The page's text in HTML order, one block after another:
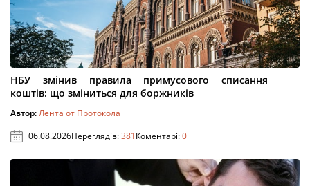
НБУ змінив правила примусового списання
коштів: що зміниться для боржників
Автор:Лента от Протокола
06.08.2026Переглядів:381Коментарі:0